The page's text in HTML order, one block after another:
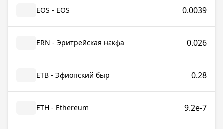
EOS - EOS 0.0039
ERN - Эритрейская накфа 0.026
ETB - Эфиопский быр 0.28
ETH - Ethereum 9.2e-7